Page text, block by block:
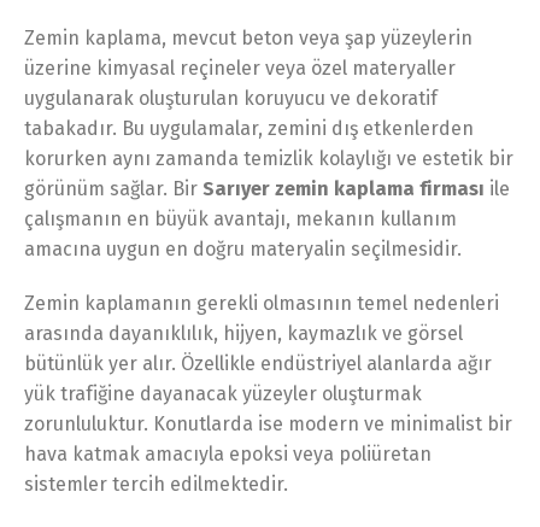
Zemin kaplama, mevcut beton veya şap yüzeylerin
üzerine kimyasal reçineler veya özel materyaller
uygulanarak oluşturulan koruyucu ve dekoratif
tabakadır. Bu uygulamalar, zemini dış etkenlerden
korurken aynı zamanda temizlik kolaylığı ve estetik bir
görünüm sağlar. Bir Sarıyer zemin kaplama firması ile
çalışmanın en büyük avantajı, mekanın kullanım
amacına uygun en doğru materyalin seçilmesidir.
Zemin kaplamanın gerekli olmasının temel nedenleri
arasında dayanıklılık, hijyen, kaymazlık ve görsel
bütünlük yer alır. Özellikle endüstriyel alanlarda ağır
yük trafiğine dayanacak yüzeyler oluşturmak
zorunluluktur. Konutlarda ise modern ve minimalist bir
hava katmak amacıyla epoksi veya poliüretan
sistemler tercih edilmektedir.